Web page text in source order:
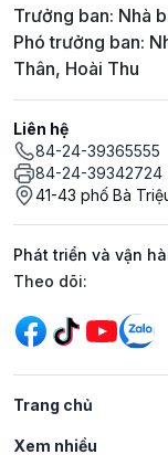
Trưởng ban: Nhà
Phó trưởng ban:
Thân, Hoài Thu
Liên hệ
84-24-39365555
84-24-39342724
41-43 phố Bà
Phát triển và vận
Mạng xã hội
Theo dõi:
Trang chủ
Xem nhiều